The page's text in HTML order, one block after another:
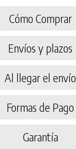
Cómo Comprar
Envíos y plazos
Al llegar el envío
Formas de Pago
Garantía